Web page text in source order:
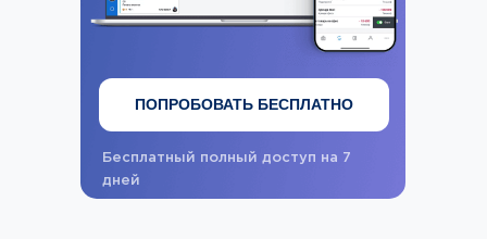
Бесплатный полный доступ на 7
дней
ПОПРОБОВАТЬ БЕСПЛАТНО